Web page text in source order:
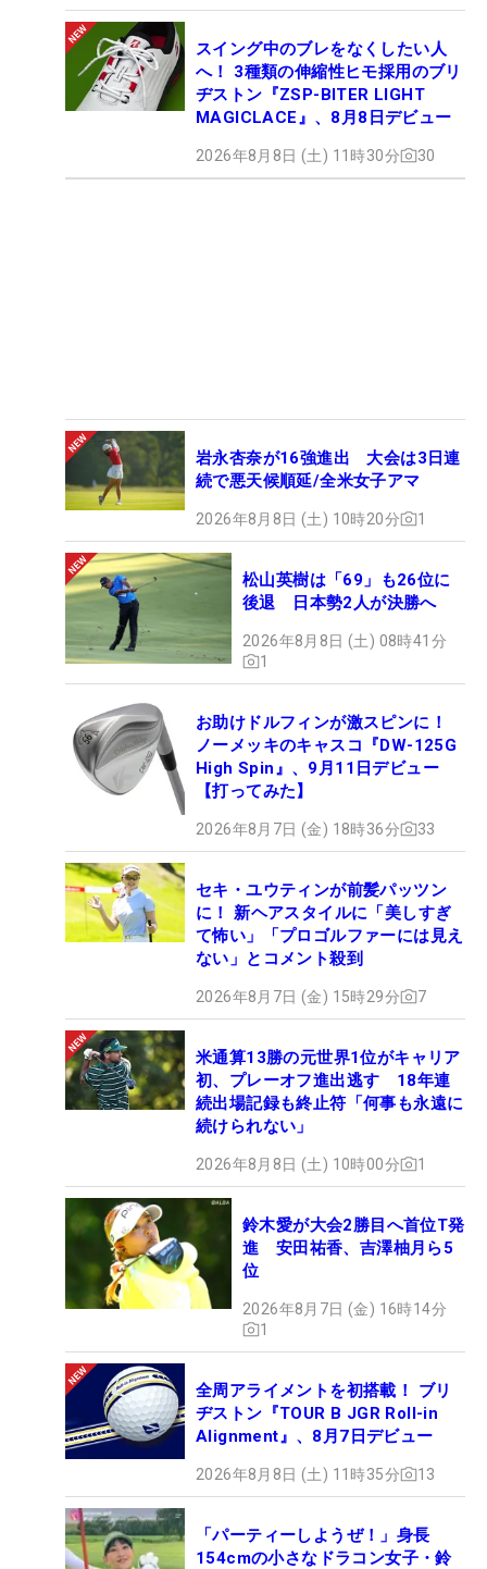
スイング中のブレをなくしたい人
へ！ 3種類の伸縮性ヒモ採用のブリ
ヂストン『ZSP-BITER LIGHT
MAGICLACE』、8月8日デビュー
2026年8月8日 (土) 11時30分 30
岩永杏奈が16強進出 大会は3日連
続で悪天候順延/全米女子アマ
2026年8月8日 (土) 10時20分 1
松山英樹は「69」も26位に
後退 日本勢2人が決勝へ
2026年8月8日 (土) 08時41分
1
お助けドルフィンが激スピンに！
ノーメッキのキャスコ『DW-125G
High Spin』、9月11日デビュー
【打ってみた】
2026年8月7日 (金) 18時36分 33
セキ・ユウティンが前髪パッツン
に！ 新ヘアスタイルに「美しすぎ
て怖い」「プロゴルファーには見え
ない」とコメント殺到
2026年8月7日 (金) 15時29分 7
米通算13勝の元世界1位がキャリア
初、プレーオフ進出逃す 18年連
続出場記録も終止符「何事も永遠に
続けられない」
2026年8月8日 (土) 10時00分 1
鈴木愛が大会2勝目へ首位T発
進 安田祐香、吉澤柚月ら5
位
2026年8月7日 (金) 16時14分
1
全周アライメントを初搭載！ ブリ
ヂストン『TOUR B JGR Roll-in
Alignment』、8月7日デビュー
2026年8月8日 (土) 11時35分 13
「パーティーしようぜ！」身長
154cmの小さなドラコン女子・鈴